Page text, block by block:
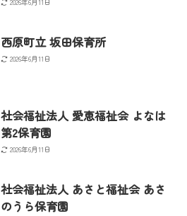
西原町立 坂田保育所
2026年6月11日
社会福祉法人 愛恵福祉会 よなは
第2保育園
2026年6月11日
社会福祉法人 あさと福祉会 あさ
のうら保育園